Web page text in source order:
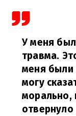
У меня
травма.
меня были
могу
морально,